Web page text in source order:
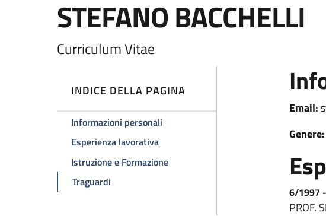
STEFANO BACCHELLI
Curriculum Vitae
INDICE DELLA PAGINA
Informazioni personali
Esperienza lavorativa
Istruzione e Formazione
Traguardi
Email:
Genere:
6/1997
PROF.